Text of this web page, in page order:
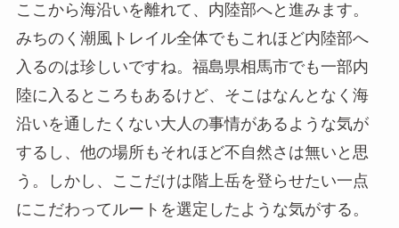
ここから海沿いを離れて、内陸部へと進みます。
みちのく潮風トレイル全体でもこれほど内陸部へ
入るのは珍しいですね。福島県相馬市でも一部内
陸に入るところもあるけど、そこはなんとなく海
沿いを通したくない大人の事情があるような気が
するし、他の場所もそれほど不自然さは無いと思
う。しかし、ここだけは階上岳を登らせたい一点
にこだわってルートを選定したような気がする。